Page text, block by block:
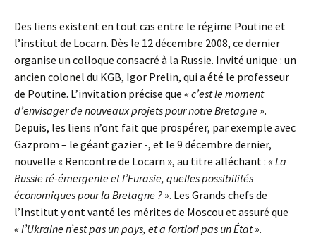
Des liens existent en tout cas entre le régime Poutine et
l’institut de Locarn. Dès le 12 décembre 2008, ce dernier
organise un colloque consacré à la Russie. Invité unique : un
ancien colonel du KGB, Igor Prelin, qui a été le professeur
de Poutine. L’invitation précise que « c’est le moment
d’envisager de nouveaux projets pour notre Bretagne ».
Depuis, les liens n’ont fait que prospérer, par exemple avec
Gazprom – le géant gazier -, et le 9 décembre dernier,
nouvelle « Rencontre de Locarn », au titre alléchant : « La
Russie ré-émergente et l’Eurasie, quelles possibilités
économiques pour la Bretagne ? ». Les Grands chefs de
l’Institut y ont vanté les mérites de Moscou et assuré que
« l’Ukraine n’est pas un pays, et a fortiori pas un État ».